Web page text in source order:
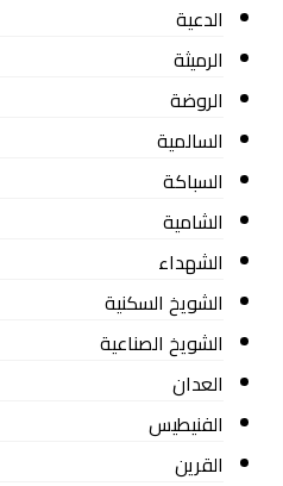
الدعية
الرميثة
الروضة
السالمية
السباكة
الشامية
الشهداء
الشويخ السكنية
الشويخ الصناعية
العدان
الفنيطيس
القرين